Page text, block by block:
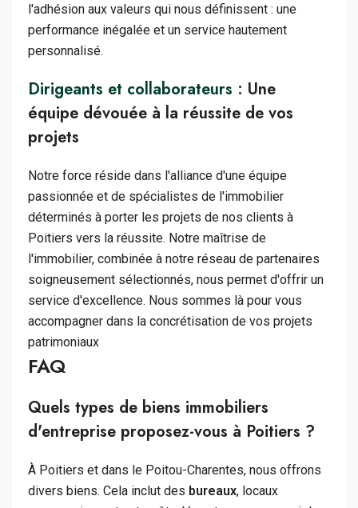
l'adhésion aux valeurs qui nous définissent : une
performance inégalée et un service hautement
personnalisé.
Dirigeants et collaborateurs : Une
équipe dévouée à la réussite de vos
projets
Notre force réside dans l'alliance d'une équipe
passionnée et de spécialistes de l'immobilier
déterminés à porter les projets de nos clients à
Poitiers vers la réussite. Notre maîtrise de
l'immobilier, combinée à notre réseau de partenaires
soigneusement sélectionnés, nous permet d'offrir un
service d'excellence. Nous sommes là pour vous
accompagner dans la concrétisation de vos projets
patrimoniaux
FAQ
Quels types de biens immobiliers
d'entreprise proposez-vous à Poitiers ?
À Poitiers et dans le Poitou-Charentes, nous offrons
divers biens. Cela inclut des bureaux, locaux